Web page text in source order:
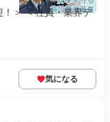
＞ ＜社員・業界デ
気になる